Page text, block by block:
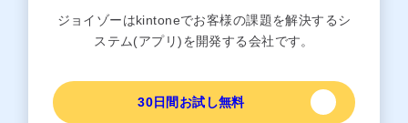
ジョイゾーはkintoneでお客様の課題を解決するシ
ステム(アプリ)を開発する会社です。
30日間お試し無料